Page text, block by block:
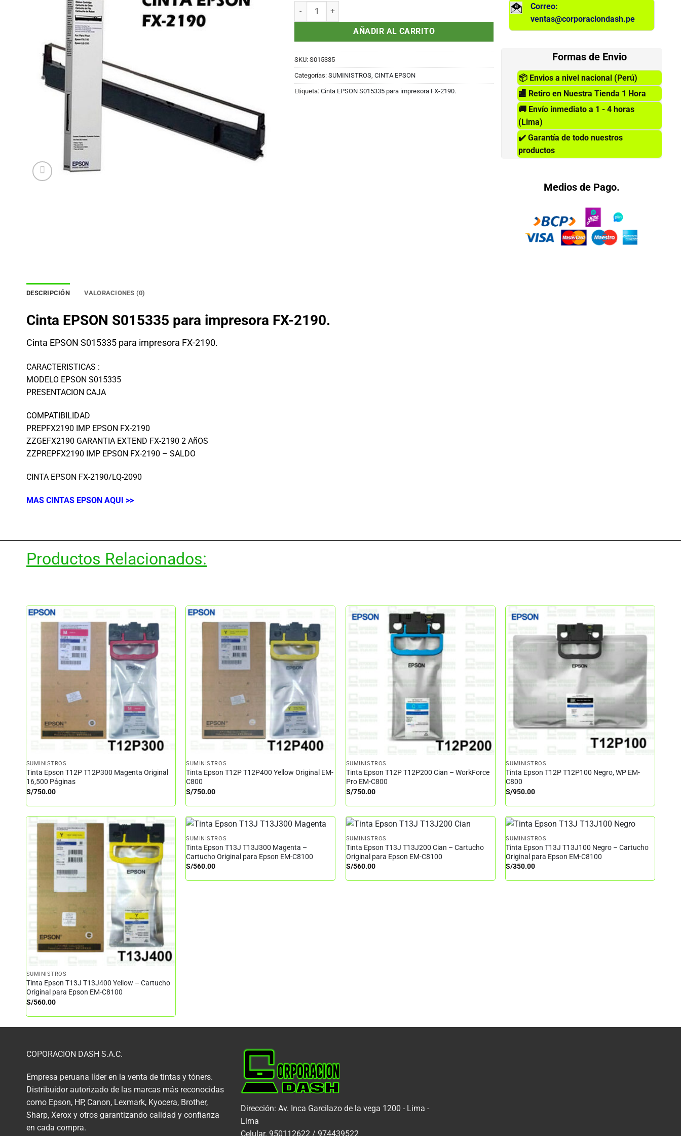
Cinta EPSON S015335 para impresora FX-2190 cantidad
AÑADIR AL CARRITO
SKU:S015335
Categorías:SUMINISTROS,CINTA EPSON
Etiqueta:Cinta EPSON S015335 para impresora FX-2190.
Correo:
ventas@corporaciondash.pe
Formas de Envio
📦 Envios a nivel nacional (Perú)
🏬 Retiro en Nuestra Tienda 1 Hora
🚚 Envío inmediato a 1 - 4 horas
(Lima)
✔️ Garantía de todo nuestros
productos
Medios de Pago.
DESCRIPCIÓN VALORACIONES (0)
Cinta EPSON S015335 para impresora FX-2190.
Cinta EPSON S015335 para impresora FX-2190.
CARACTERISTICAS :
MODELO EPSON S015335
PRESENTACION CAJA
COMPATIBILIDAD
PREPFX2190 IMP EPSON FX-2190
ZZGEFX2190 GARANTIA EXTEND FX-2190 2 AñOS
ZZPREPFX2190 IMP EPSON FX-2190 – SALDO
CINTA EPSON FX-2190/LQ-2090
MAS CINTAS EPSON AQUI >>
Productos Relacionados:
SUMINISTROS
Tinta Epson T12P T12P300 Magenta Original
16,500 Páginas
S/750.00
SUMINISTROS
Tinta Epson T12P T12P400 Yellow Original EM-
C800
S/750.00
SUMINISTROS
Tinta Epson T12P T12P200 Cian – WorkForce
Pro EM-C800
S/750.00
SUMINISTROS
Tinta Epson T12P T12P100 Negro, WP EM-
C800
S/950.00
SUMINISTROS
Tinta Epson T13J T13J400 Yellow – Cartucho
Original para Epson EM-C8100
S/560.00
SUMINISTROS
Tinta Epson T13J T13J300 Magenta –
Cartucho Original para Epson EM-C8100
S/560.00
SUMINISTROS
Tinta Epson T13J T13J200 Cian – Cartucho
Original para Epson EM-C8100
S/560.00
SUMINISTROS
Tinta Epson T13J T13J100 Negro – Cartucho
Original para Epson EM-C8100
S/350.00
COPORACION DASH S.A.C.
Empresa peruana líder en la venta de tintas y tóners.
Distribuidor autorizado de las marcas más reconocidas
como Epson, HP, Canon, Lexmark, Kyocera, Brother,
Sharp, Xerox y otros garantizando calidad y confianza
en cada compra.
Dirección: Av. Inca Garcilazo de la vega 1200 - Lima -
Lima
Celular. 950112622 / 974439522